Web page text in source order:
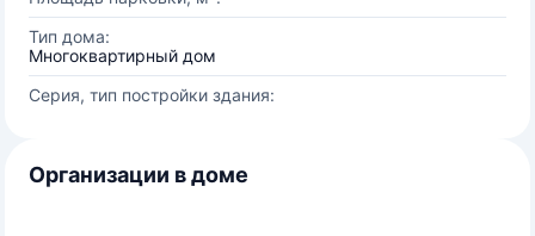
Тип дома:
Многоквартирный дом
Серия, тип постройки здания:
Организации в доме